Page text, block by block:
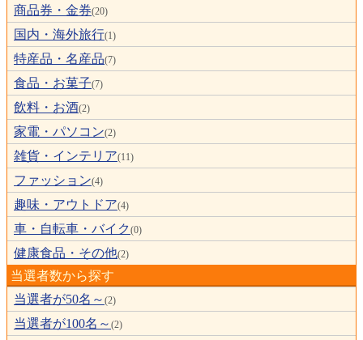
商品券・金券(20)
国内・海外旅行(1)
特産品・名産品(7)
食品・お菓子(7)
飲料・お酒(2)
家電・パソコン(2)
雑貨・インテリア(11)
ファッション(4)
趣味・アウトドア(4)
車・自転車・バイク (0)
健康食品・その他(2)
当選者数から探す
当選者が50名～ (2)
当選者が100名～ (2)